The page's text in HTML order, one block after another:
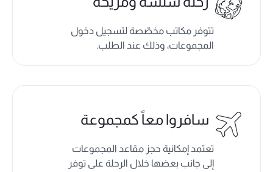
تتوفر مكاتب مخصّصة لتسجيل دخول
المجموعات، وذلك عند الطلب.
سافروا معاً كمجموعة
تعتمد إمكانية حجز مقاعد المجموعات
إلى جانب بعضها خلال الرحلة على توفر